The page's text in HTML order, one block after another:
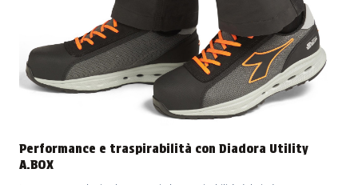
Performance e traspirabilità con Diadora Utility
A.BOX